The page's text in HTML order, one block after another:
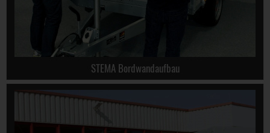
STEMA Bordwandaufbau